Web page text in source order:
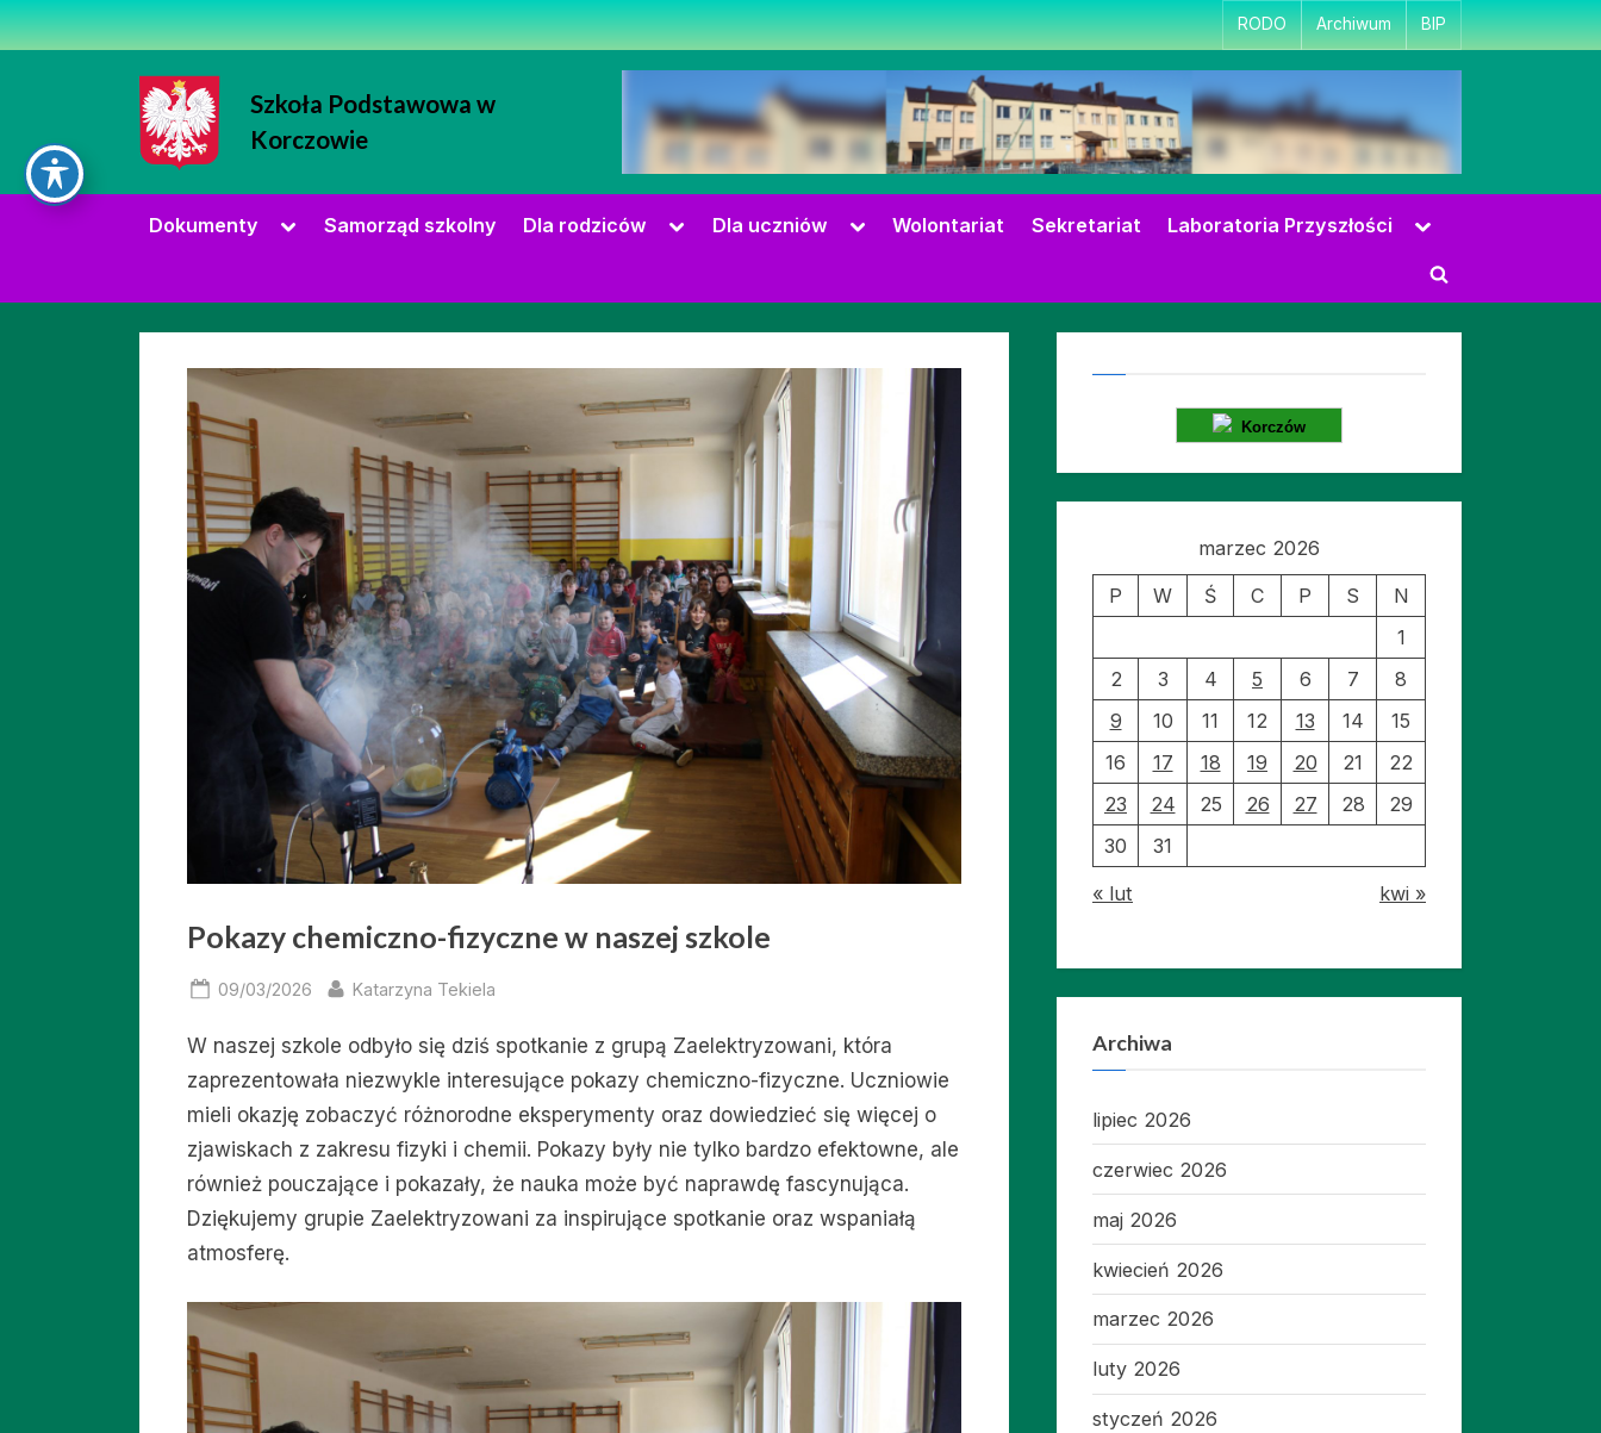
Skip
to
RODO Archiwum BIP
Szkoła Podstawowa w
Korczowie
Dokumenty
ToggleSamorząd szkolny Dla rodziców
ToggleDla uczniów
ToggleWolontariat Sekretariat Laboratoria Przyszłości
Toggle
menu
Toggle
Pokazy chemiczno-fizyczne w naszej szkole
Posted
09/03/2026 By
Katarzyna Tekiela
W naszej szkole odbyło się dziś spotkanie z grupą Zaelektryzowani, która
zaprezentowała niezwykle interesujące pokazy chemiczno-fizyczne. Uczniowie
mieli okazję zobaczyć różnorodne eksperymenty oraz dowiedzieć się więcej o
zjawiskach z zakresu fizyki i chemii. Pokazy były nie tylko bardzo efektowne, ale
również pouczające i pokazały, że nauka może być naprawdę fascynująca.
Dziękujemy grupie Zaelektryzowani za inspirujące spotkanie oraz wspaniałą
atmosferę.
Korczów
marzec 2026
P W Ś C P S
N
1
2
3 4 5 6 7
8
9
10 11 12 13 14
15
16
17 18 19 20 21
22
23
24 25 26 27 28
29
30
31
« lut kwi »
Archiwa
lipiec 2026
czerwiec 2026
maj 2026
kwiecień 2026
marzec 2026
luty 2026
styczeń 2026